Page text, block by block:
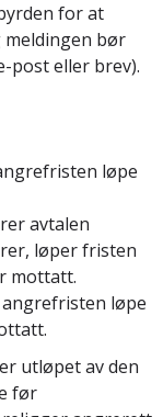
for at
bør
post eller brev).
løpe
avtalen
løper fristen
mottatt.
løpe
utløpet av den
før